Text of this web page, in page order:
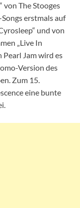
von The Stooges
erstmals auf
und von
„Live In
Pearl Jam wird es
Version des
Zum 15.
eine bunte